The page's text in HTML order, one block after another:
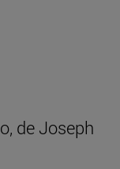
de Joseph